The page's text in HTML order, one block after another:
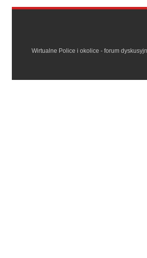
Wirtualne Police i okolice - forum